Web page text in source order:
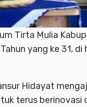
Tirta Mulia
yang ke 31,
Hidayat
terus berinovasi